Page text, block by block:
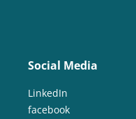
Social Media
LinkedIn
facebook